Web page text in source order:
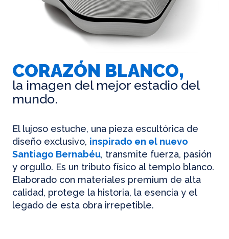
CORAZÓN BLANCO,
la imagen del mejor estadio del
mundo.
El lujoso estuche, una pieza escultórica de
diseño exclusivo, inspirado en el nuevo
Santiago Bernabéu, transmite fuerza, pasión
y orgullo. Es un tributo físico al templo blanco.
Elaborado con materiales premium de alta
calidad, protege la historia, la esencia y el
legado de esta obra irrepetible.